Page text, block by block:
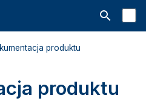
Otwórz
produktu
produktu